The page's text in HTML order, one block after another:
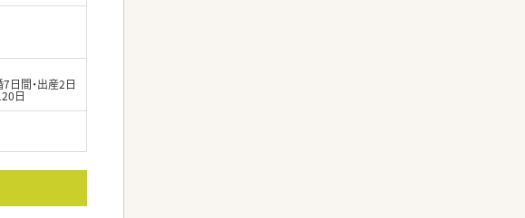
7日間・出産2日
日